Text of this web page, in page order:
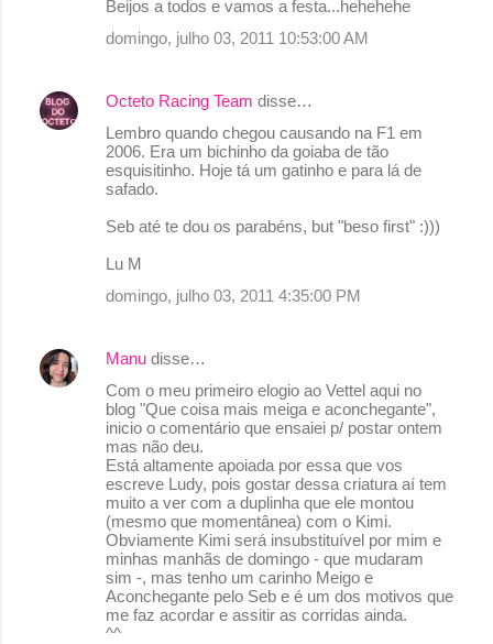
Beijos a todos e vamos a festa...hehehehe
domingo, julho 03, 2011 10:53:00 AM
Octeto Racing Team disse…
Lembro quando chegou causando na F1 em
2006. Era um bichinho da goiaba de tão
esquisitinho. Hoje tá um gatinho e para lá de
safado.
Seb até te dou os parabéns, but "beso first" :)))
Lu M
domingo, julho 03, 2011 4:35:00 PM
Manu disse…
Com o meu primeiro elogio ao Vettel aqui no
blog "Que coisa mais meiga e aconchegante",
inicio o comentário que ensaiei p/ postar ontem
mas não deu.
Está altamente apoiada por essa que vos
escreve Ludy, pois gostar dessa criatura aí tem
muito a ver com a duplinha que ele montou
(mesmo que momentânea) com o Kimi.
Obviamente Kimi será insubstituível por mim e
minhas manhãs de domingo - que mudaram
sim -, mas tenho um carinho Meigo e
Aconchegante pelo Seb e é um dos motivos que
me faz acordar e assitir as corridas ainda.
^^